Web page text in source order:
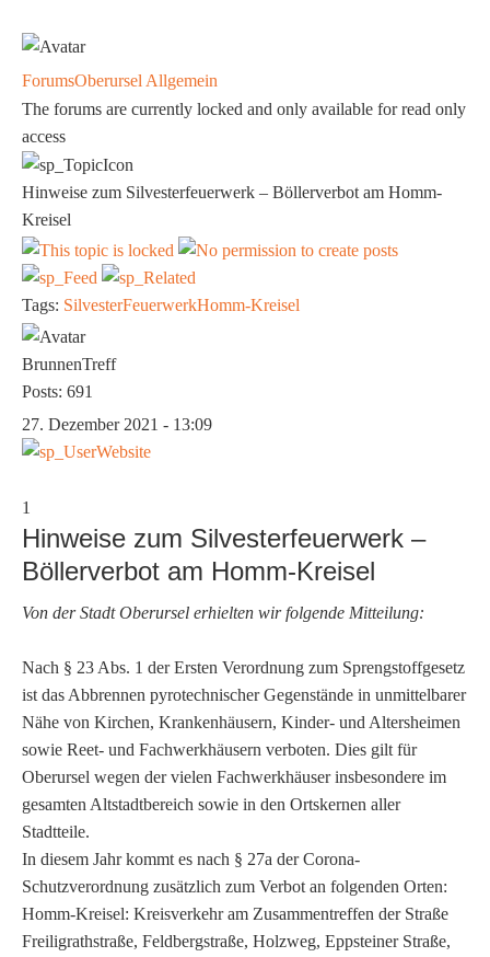
ForumsOberursel Allgemein
The forums are currently locked and only available for read only
access
Hinweise zum Silvesterfeuerwerk – Böllerverbot am Homm-
Kreisel
Tags: SilvesterFeuerwerkHomm-Kreisel
BrunnenTreff
Posts: 691
27. Dezember 2021 - 13:09
1
Hinweise zum Silvesterfeuerwerk –
Böllerverbot am Homm-Kreisel
Von der Stadt Oberursel erhielten wir folgende Mitteilung:
Nach § 23 Abs. 1 der Ersten Verordnung zum Sprengstoffgesetz
ist das Abbrennen pyrotechnischer Gegenstände in unmittelbarer
Nähe von Kirchen, Krankenhäusern, Kinder- und Altersheimen
sowie Reet- und Fachwerkhäusern verboten. Dies gilt für
Oberursel wegen der vielen Fachwerkhäuser insbesondere im
gesamten Altstadtbereich sowie in den Ortskernen aller
Stadtteile.
In diesem Jahr kommt es nach § 27a der Corona-
Schutzverordnung zusätzlich zum Verbot an folgenden Orten:
Homm-Kreisel: Kreisverkehr am Zusammentreffen der Straße
Freiligrathstraße, Feldbergstraße, Holzweg, Eppsteiner Straße,